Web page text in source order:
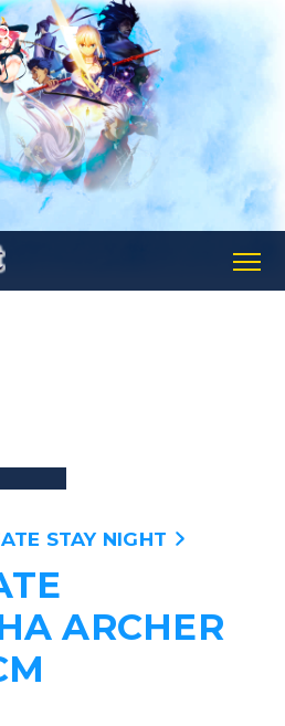
STAY NIGHT
ARCHER